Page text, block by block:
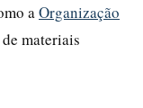
a Organização
materiais